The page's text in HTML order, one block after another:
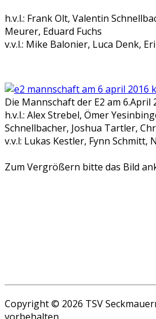
h.v.l.: Frank Olt, Valentin
Meurer, Eduard Fuchs
v.v.l.: Mike Balonier, Luca Denk,
Die Mannschaft der E2 am 6.April
h.v.l.: Alex Strebel, Ömer
Schnellbacher, Joshua Tartler,
v.v.l: Lukas Kestler, Fynn Schmitt,
Zum Vergrößern bitte das Bild
Copyright © 2026 TSV